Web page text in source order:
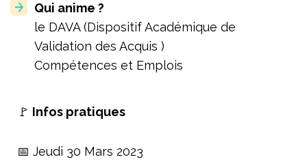
Qui anime ?
le DAVA (Dispositif Académique de
Validation des Acquis )
Compétences et Emplois
🚩 Infos pratiques
📅 Jeudi 30 Mars 2023